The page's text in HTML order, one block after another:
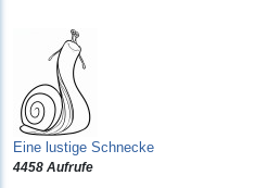
Eine lustige Schnecke
4458 Aufrufe